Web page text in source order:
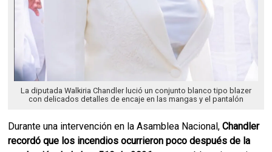
La diputada Walkiria Chandler lució un conjunto blanco tipo blazer
con delicados detalles de encaje en las mangas y el pantalón
Durante una intervención en la Asamblea Nacional, Chandler
recordó que los incendios ocurrieron poco después de la